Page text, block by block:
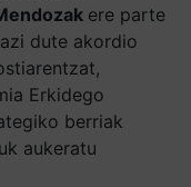
ere parte
dute akordio
Erkidego
berriak
aukeratu